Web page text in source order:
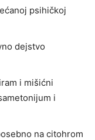
psihičkoj
dejstvo
i mišićni
i
na citohrom